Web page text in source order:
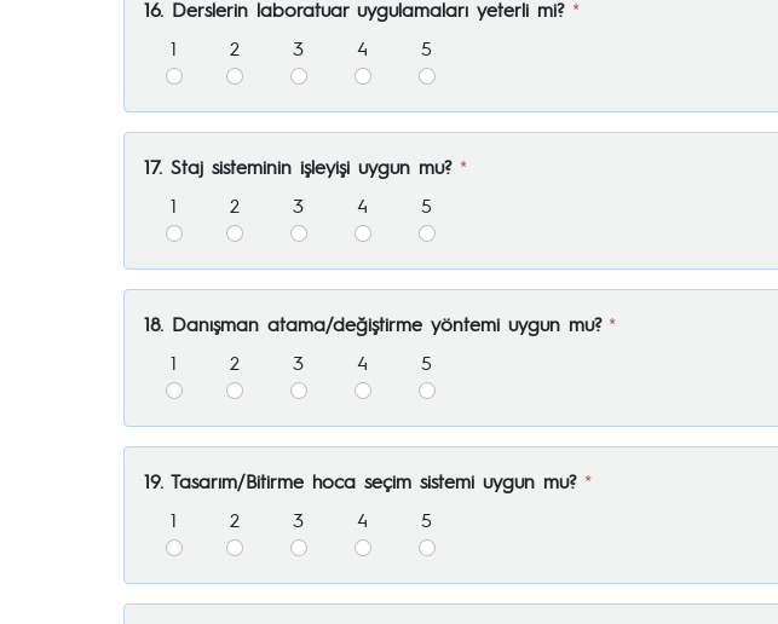
16. Derslerin laboratuar uygulamaları yeterli mi? *
1
2 3 4 5
17. Staj sisteminin işleyişi uygun mu? *
1
2 3 4 5
18. Danışman atama/değiştirme yöntemi uygun mu? *
1
2 3 4 5
19. Tasarım/Bitirme hoca seçim sistemi uygun mu? *
1
2 3 4 5